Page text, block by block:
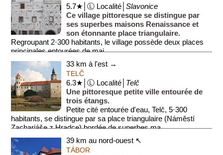
5.7★│Ⓛ Localité│Slavonice
Ce village pittoresque se distingue par
ses superbes maisons Renaissance et
son étonnante place triangulaire.
Regroupant 2·300 habitants, le village possède deux places
principales entourées de mai...
33 km à l'est →
TELČ
6.3★│Ⓛ Localité│ Telč
Une pittoresque petite ville entourée de
trois étangs.
Petite cité entourée d'eau, Telč, 5·300
habitants, se distingue par sa place triangulaire (Náměstí
Zachariáše z Hradce) bordée de superbes ma...
39 km au nord-ouest ↖
TÁBOR